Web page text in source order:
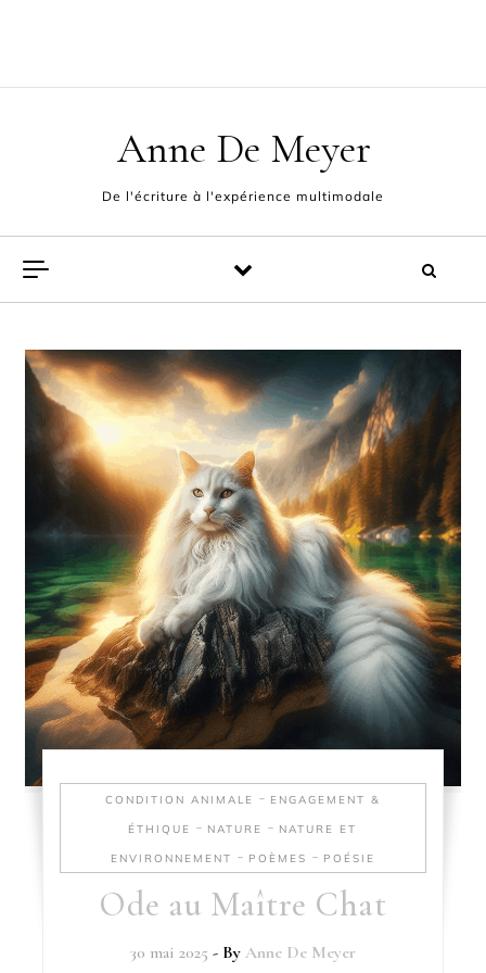
Anne De Meyer
De l'écriture à l'expérience multimodale
CONDITION ANIMALE - ENGAGEMENT &
ÉTHIQUE - NATURE - NATURE ET
ENVIRONNEMENT - POÈMES - POÉSIE
Ode au Maître Chat
30 mai 2025 - By Anne De Meyer